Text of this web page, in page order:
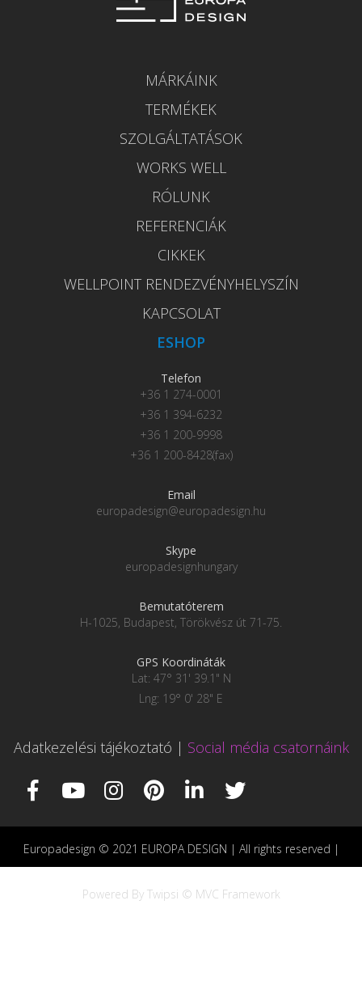
MÁRKÁINK
TERMÉKEK
SZOLGÁLTATÁSOK
WORKS WELL
RÓLUNK
REFERENCIÁK
CIKKEK
WELLPOINT RENDEZVÉNYHELYSZÍN
KAPCSOLAT
ESHOP
Telefon
+36 1 274-0001
+36 1 394-6232
+36 1 200-9998
+36 1 200-8428(fax)
Email
europadesign@europadesign.hu
Skype
europadesignhungary
Bemutatóterem
H-1025, Budapest, Törökvész út 71-75.
GPS Koordináták
Lat: 47° 31' 39.1" N
Lng: 19° 0' 28" E
Adatkezelési tájékoztató | Social média csatornáink
Europadesign © 2021 EUROPA DESIGN | All rights reserved |
Powered By Twipsi © MVC Framework